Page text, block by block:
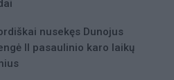
nusekęs Dunojus
II pasaulinio karo laikų